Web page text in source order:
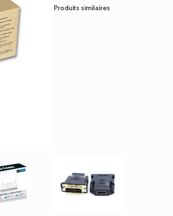
Produits similaires